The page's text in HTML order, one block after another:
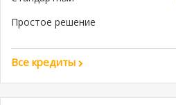
Простое решение
Все кредиты